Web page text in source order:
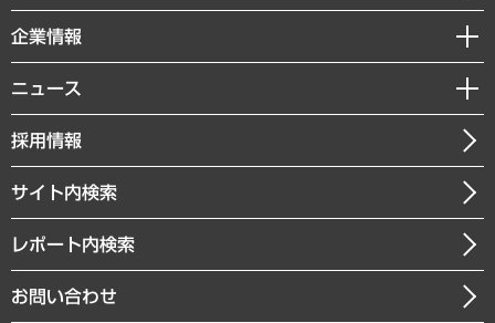
共生・ダイバーシティ
GRC（ガバナンス・リスク・コンプライアンス）・防災（政策）
経済・産業・雇用・労働
まちづくり・観光・交通・スポーツ・スマートシティ
自然資源・農林水産業・食料システム
レポート
コラム
経営用語集
受託・受注実績（官公庁関連）
メディア掲載・出演
セミナー・イベント情報
MUFGビジネスセミナー
受託案件情報
企業情報
私たちの想い
社長メッセージ
会社概要
沿革
組織図・本部部室紹介
インドネシア現地法人
ニュース
ニュースリリース
お知らせ
採用情報
サイト内検索
レポート内検索
お問い合わせ